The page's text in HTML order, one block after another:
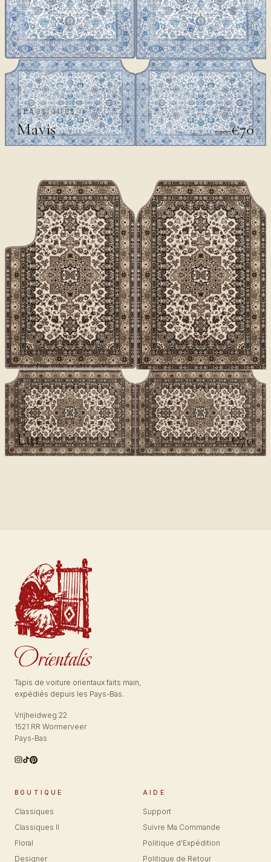
CLASSIQUES II
Maviş €100€70
CLASSIQUES II
Lut €100€70
Tapis de voiture orientaux faits main,
expédiés depuis les Pays-Bas.
Vrijheidweg 22
1521 RR Wormerveer
Pays-Bas
BOUTIQUE
Classiques
Classiques II
Floral
Designer
AIDE
Support
Suivre Ma Commande
Politique d'Expédition
Politique de Retour